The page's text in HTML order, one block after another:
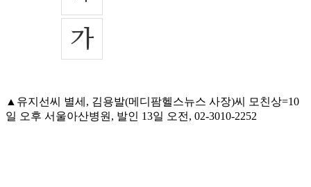
▲유지선씨 별세, 김용발(메디팜헬스뉴스 사장)씨 모친상=10
일 오후 서울아산병원, 발인 13일 오전, 02-3010-2252